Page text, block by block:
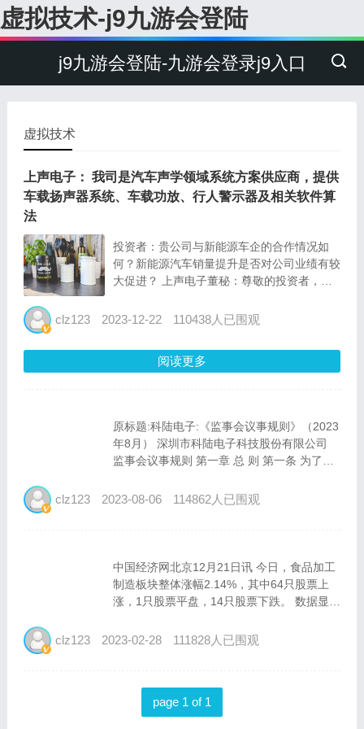
虚拟技术-j9九游会登陆
j9九游会登陆-九游会登录j9入口
虚拟技术
上声电子： 我司是汽车声学领域系统方案供应商，提供
车载扬声器系统、车载功放、行人警示器及相关软件算
法
投资者：贵公司与新能源车企的合作情况如
何？新能源汽车销量提升是否对公司业绩有较
大促进？ 上声电子董秘：尊敬的投资者，您
供车载扬声器系统、车载功放、行人警示器及
业绩情况，请关注我司于...
clz123 2023-12-22 110438人已围观
阅读更多
原标题:科陆电子:《监事会议事规则》（2023
年8月） 深圳市科陆电子科技股份有限公司
监事会议事规则 第一章 总 则 第一条 为了完
称“公司”）的法人治理结构，进一步明确公司
clz123 2023-08-06 114862人已围观
中国经济网北京12月21日讯 今日，食品加工
制造板块整体涨幅2.14%，其中64只股票上
涨，1只股票平盘，14只股票下跌。 数据显
幅-1.66%，近一月涨幅9.65%，近一季涨幅
clz123 2023-02-28 111828人已围观
page 1 of 1